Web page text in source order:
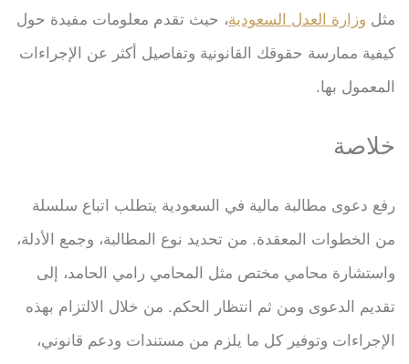
مثل وزارة العدل السعودية، حيث تقدم معلومات مفيدة حول
كيفية ممارسة حقوقك القانونية وتفاصيل أكثر عن الإجراءات
المعمول بها.
خلاصة
رفع دعوى مطالبة مالية في السعودية يتطلب اتباع سلسلة
من الخطوات المعقدة. من تحديد نوع المطالبة، وجمع الأدلة،
واستشارة محامي مختص مثل المحامي رامي الحامد، إلى
تقديم الدعوى ومن ثم انتظار الحكم. من خلال الالتزام بهذه
الإجراءات وتوفير كل ما يلزم من مستندات ودعم قانوني،